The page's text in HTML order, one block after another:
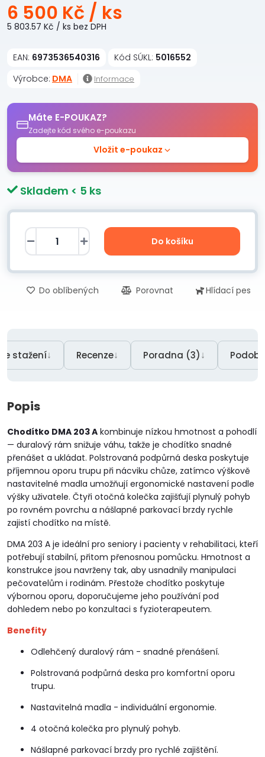
6 500 Kč / ks
5 803.57 Kč / ks bez DPH
EAN: 6973536540316 Kód SÚKL: 5016552
Výrobce: DMA Informace
Máte E-POUKAZ?
Zadejte kód svého e-poukazu
Vložit e-poukaz
Skladem < 5 ks
Do košíku
Do oblíbených Porovnat Hlídací pes
Ke stažení↓ Recenze↓ Poradna (3)↓
Popis
Chodítko DMA 203 A kombinuje nízkou hmotnost a pohodlí
— duralový rám snižuje váhu, takže je chodítko snadné
přenášet a ukládat. Polstrovaná podpůrná deska poskytuje
příjemnou oporu trupu při nácviku chůze, zatímco výškově
nastavitelné madla umožňují ergonomické nastavení podle
výšky uživatele. Čtyři otočná kolečka zajišťují plynulý pohyb
po rovném povrchu a nášlapné parkovací brzdy rychle
zajistí chodítko na místě.
DMA 203 A je ideální pro seniory i pacienty v rehabilitaci, kteří
potřebují stabilní, přitom přenosnou pomůcku. Hmotnost a
konstrukce jsou navrženy tak, aby usnadnily manipulaci
pečovatelům i rodinám. Přestože chodítko poskytuje
výbornou oporu, doporučujeme jeho používání pod
dohledem nebo po konzultaci s fyzioterapeutem.
Benefity
Odlehčený duralový rám - snadné přenášení.
Polstrovaná podpůrná deska pro komfortní oporu
trupu.
Nastavitelná madla - individuální ergonomie.
4 otočná kolečka pro plynulý pohyb.
Nášlapné parkovací brzdy pro rychlé zajištění.